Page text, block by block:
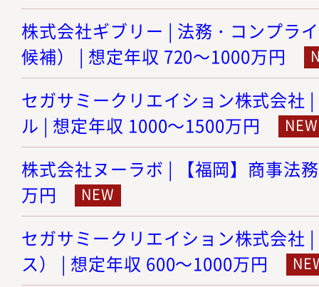
株式会社ギブリー | 法務・コンプラ
候補） | 想定年収 720～1000万円
セガサミークリエイション株式会社
ル | 想定年収 1000～1500万円
株式会社ヌーラボ | 【福岡】商事法
万円
セガサミークリエイション株式会社
ス） | 想定年収 600～1000万円